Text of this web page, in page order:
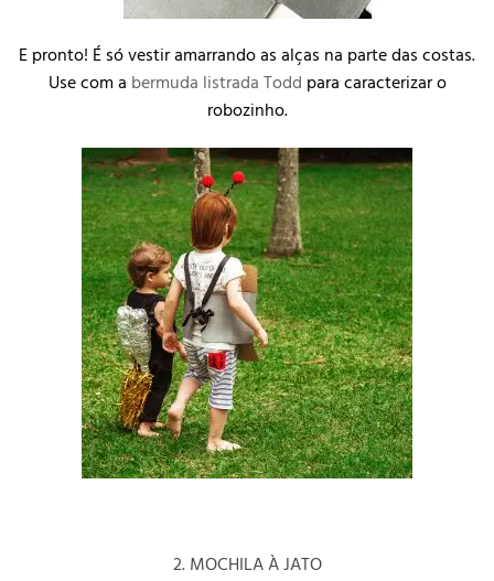
E pronto! É só vestir amarrando as alças na parte das costas.
Use com a bermuda listrada Todd para caracterizar o
robozinho.
2. MOCHILA À JATO